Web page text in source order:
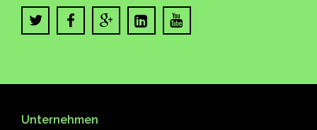
Unternehmen